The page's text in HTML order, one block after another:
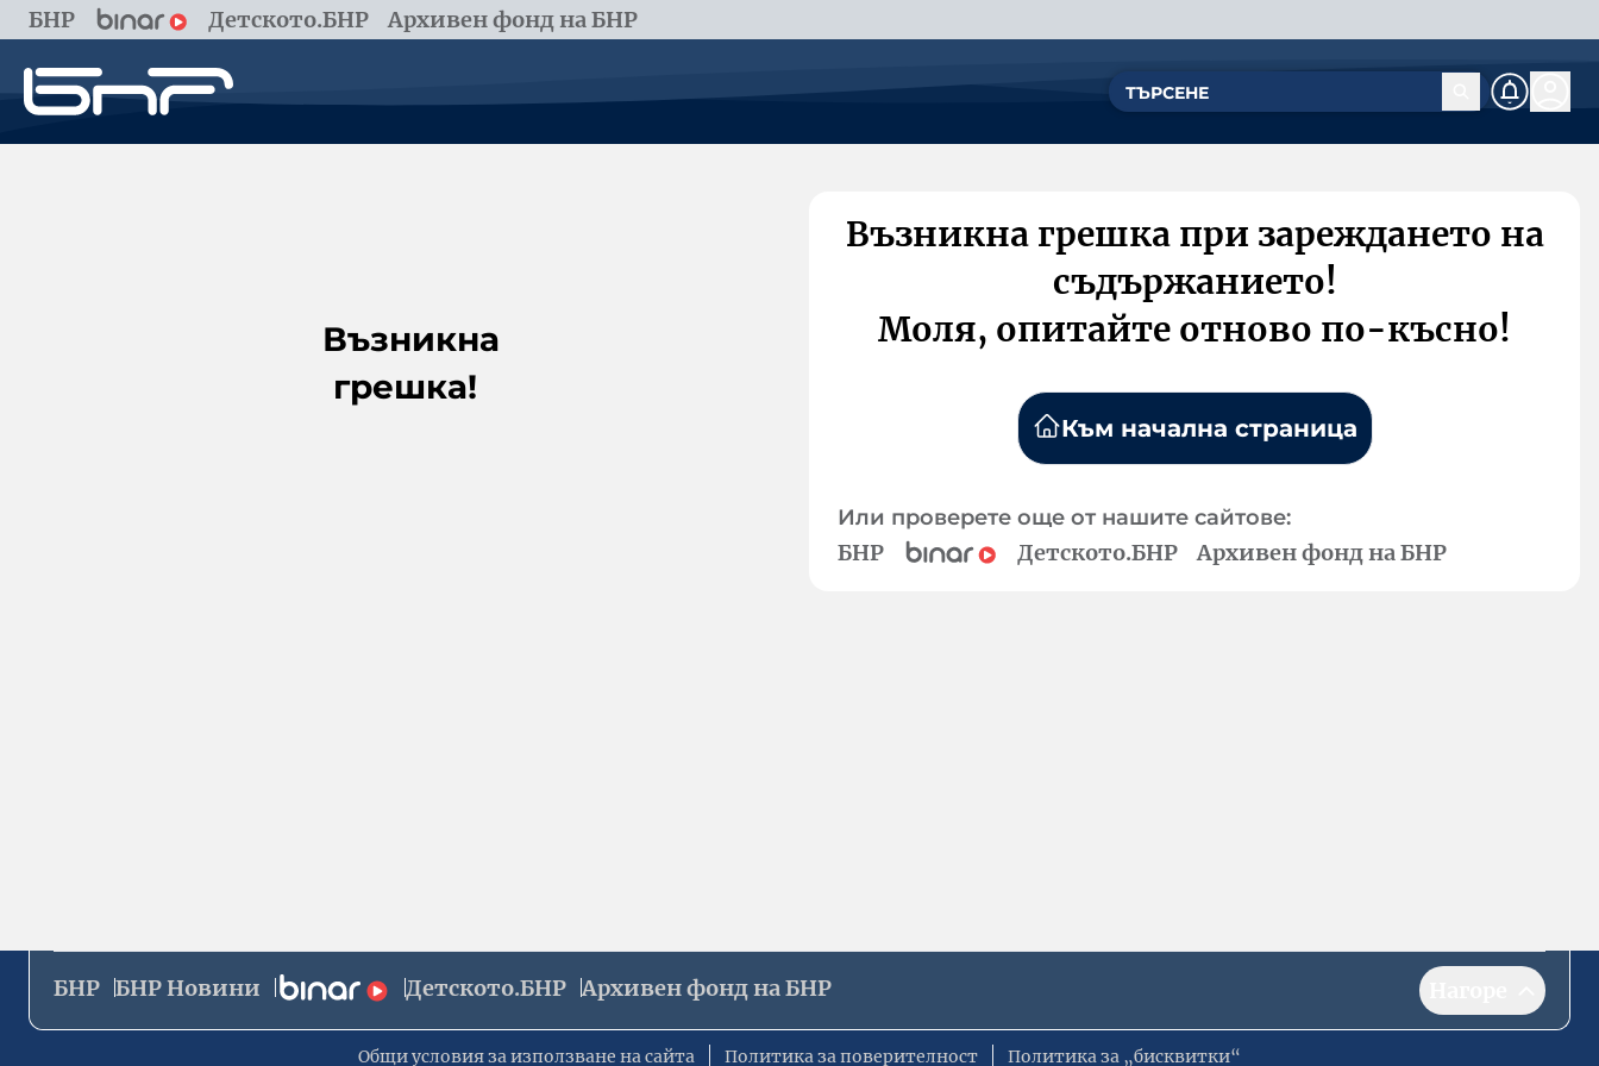
БНР Детското.БНР Архивен фонд на БНР
Възникна
грешка!
Възникна грешка при зареждането на
съдържанието!
Моля, опитайте отново по-късно!
Към начална страница
Или проверете още от нашите сайтове:
БНР Детското.БНР Архивен фонд на БНР
БНР БНР Новини Детското.БНР Архивен фонд на БНР
Общи условия за използване на сайта Политика за поверителност Политика за „бисквитки“